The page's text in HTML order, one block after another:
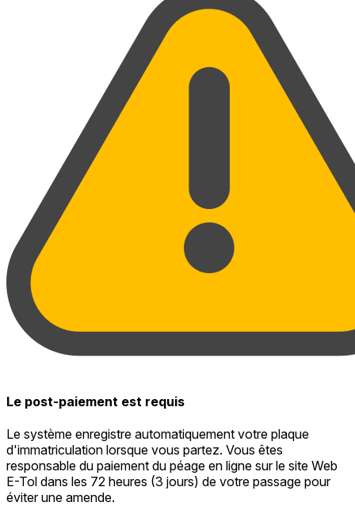
Le post-paiement est requis
Le système enregistre automatiquement votre plaque
d'immatriculation lorsque vous partez. Vous êtes
responsable du paiement du péage en ligne sur le site Web
E-Tol dans les 72 heures (3 jours) de votre passage pour
éviter une amende.